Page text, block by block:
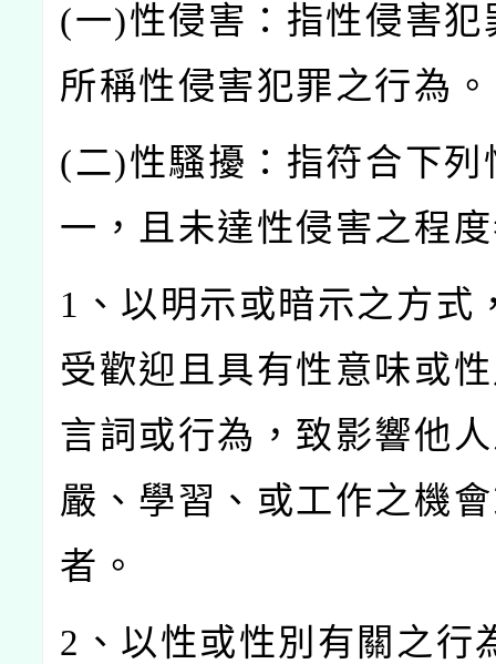
(一)性侵害：指性侵害犯
所稱性侵害犯罪之行為。
(二)性騷擾：指符合下列
一，且未達性侵害之程
1 、以明示或暗示之方式
受歡迎且具有性意味或
言詞或行為，致影響他
嚴、學習、或工作之機
者。
2 、以性或性別有關之行